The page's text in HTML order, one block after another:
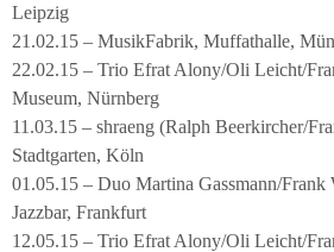
Leipzig
21.02.15 – MusikFabrik, Muffathalle,
22.02.15 – Trio Efrat Alony/Oli Leicht/
Museum, Nürnberg
11.03.15 – shraeng (Ralph Beerkircher/
Stadtgarten, Köln
01.05.15 – Duo Martina Gassmann/
Jazzbar, Frankfurt
12.05.15 – Trio Efrat Alony/Oli Leicht/